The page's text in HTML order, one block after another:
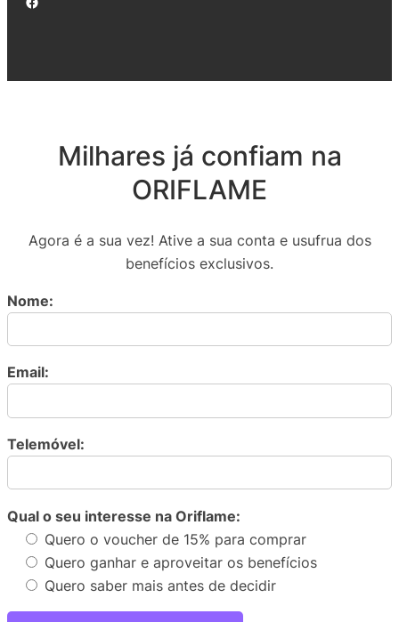
Milhares já confiam na
ORIFLAME
Agora é a sua vez! Ative a sua conta e usufrua dos
benefícios exclusivos.
Nome:
Email:
Telemóvel:
Qual o seu interesse na Oriflame:
Quero o voucher de 15% para comprar
Quero ganhar e aproveitar os benefícios
Quero saber mais antes de decidir